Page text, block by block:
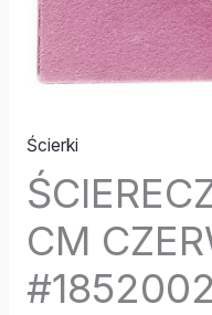
Ścierki
CM
#1852002